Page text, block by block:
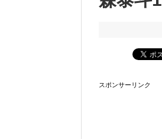
スポンサーリンク